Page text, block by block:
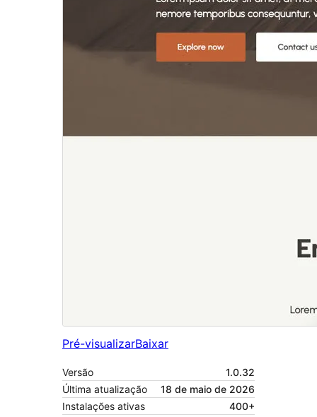
Pré-visualizarBaixar
Versão
1.0.32
Última atualização
18 de maio de 2026
Instalações ativas
400+